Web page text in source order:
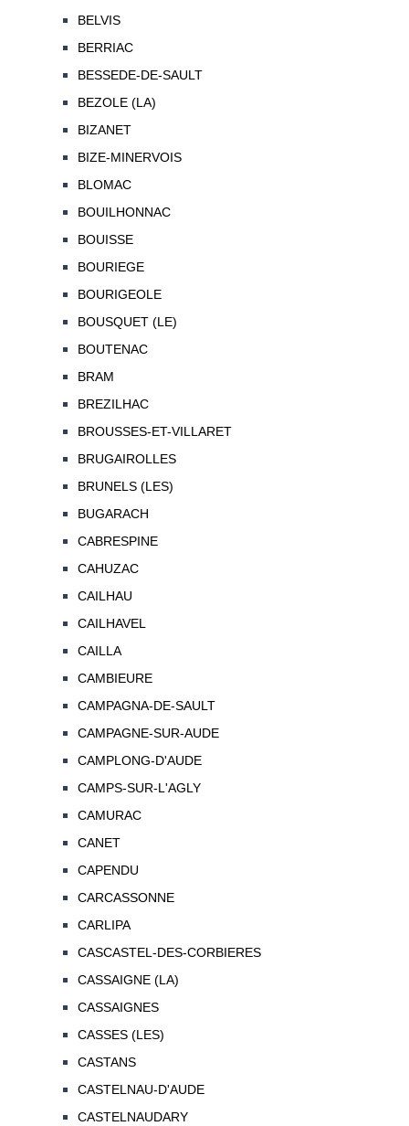
BELVIS
BERRIAC
BESSEDE-DE-SAULT
BEZOLE (LA)
BIZANET
BIZE-MINERVOIS
BLOMAC
BOUILHONNAC
BOUISSE
BOURIEGE
BOURIGEOLE
BOUSQUET (LE)
BOUTENAC
BRAM
BREZILHAC
BROUSSES-ET-VILLARET
BRUGAIROLLES
BRUNELS (LES)
BUGARACH
CABRESPINE
CAHUZAC
CAILHAU
CAILHAVEL
CAILLA
CAMBIEURE
CAMPAGNA-DE-SAULT
CAMPAGNE-SUR-AUDE
CAMPLONG-D'AUDE
CAMPS-SUR-L'AGLY
CAMURAC
CANET
CAPENDU
CARCASSONNE
CARLIPA
CASCASTEL-DES-CORBIERES
CASSAIGNE (LA)
CASSAIGNES
CASSES (LES)
CASTANS
CASTELNAU-D'AUDE
CASTELNAUDARY